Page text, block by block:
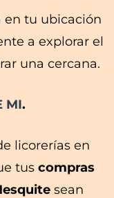
en tu ubicación
a explorar el
una cercana.
MI.
licorerías en
tuscompras
sean